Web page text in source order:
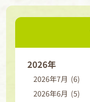
2026年
2026年7月 (6)
2026年6月 (5)